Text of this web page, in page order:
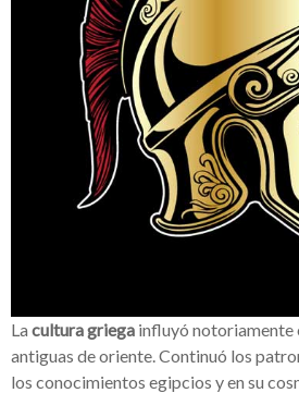
La cultura griega influyó notoriamente
antiguas de oriente. Continuó los
los conocimientos egipcios y en su